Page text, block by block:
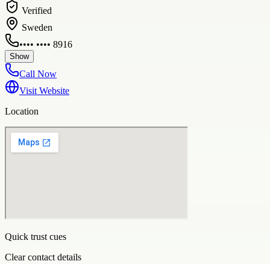
Verified
Sweden
•••• •••• 8916
Show
Call Now
Visit Website
Location
Quick trust cues
Clear contact details